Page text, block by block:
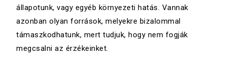
állapotunk, vagy egyéb környezeti hatás. Vannak
azonban olyan források, melyekre bizalommal
támaszkodhatunk, mert tudjuk, hogy nem fogják
megcsalni az érzékeinket.